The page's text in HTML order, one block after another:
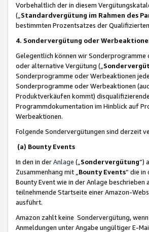
Vorbehaltlich der in diesem
(„ Standardvergütung im Rahmen des
bestimmten Prozentsatzes der
4. Sondervergütung oder
Gelegentlich können wir
oder alternative Vergütung („
Sonderprogramme oder Werbeaktionen
Sonderprogramme oder Werbeaktionen
Produktverkäufen kommt)
Programmdokumentation im Hinblick auf
Werbeaktionen.
Folgende Sondervergütungen sind derzeit
(a) Bounty Events
In den in derAnlage („ Sondervergütung“)
Zusammenhang mit „ Bounty Events“ die in
Bounty Event wie in der Anlage
teilnehmende Startseite einer Amazon-
ausführt.
Amazon zahlt keine Sondervergütung,
Anmeldungen unter Angabe ungültiger E-